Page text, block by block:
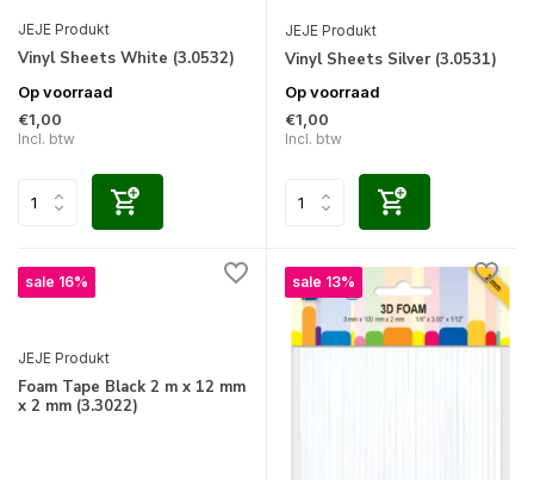
JEJE Produkt
Vinyl Sheets White (3.0532)
Op voorraad
€1,00
Incl. btw
JEJE Produkt
Vinyl Sheets Silver (3.0531)
Op voorraad
€1,00
Incl. btw
sale 16%
JEJE Produkt
Foam Tape Black 2 m x 12 mm
x 2 mm (3.3022)
sale 13%